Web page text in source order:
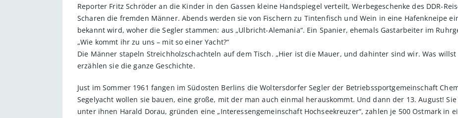
Reporter Fritz Schröder an die Kinder in den Gassen kleine Handspiegel verteilt, Werbegeschenke des DDR-
Scharen die fremden Männer. Abends werden sie von Fischern zu Tintenfisch und Wein in eine Hafenkneipe
bekannt wird, woher die Segler stammen: aus „Ulbricht-Alemania“. Ein Spanier, ehemals Gastarbeiter im
„Wie kommt ihr zu uns – mit so einer Yacht?“
Die Männer stapeln Streichholzschachteln auf dem Tisch. „Hier ist die Mauer, und dahinter sind wir. Was
erzählen sie die ganze Geschichte.
Just im Sommer 1961 fangen im Südosten Berlins die Woltersdorfer Segler der Betriebssportgemeinschaft
Segelyacht wollen sie bauen, eine große, mit der man auch einmal herauskommt. Und dann der 13. August!
unter ihnen Harald Dorau, gründen eine „Interessengemeinschaft Hochseekreuzer“, zahlen je 500 Ostmark in